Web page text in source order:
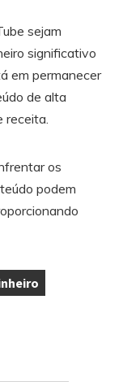
sejam
significativo
em permanecer
de alta
receita.
os
podem